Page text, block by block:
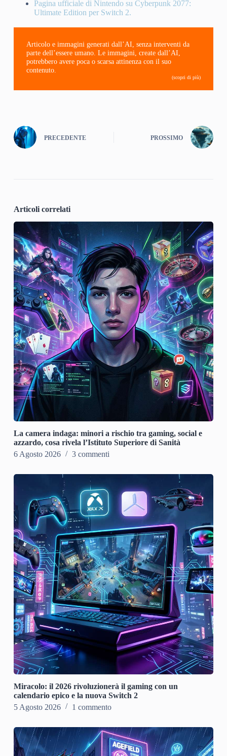
Pagina ufficiale di Nintendo su Cyberpunk 2077:
Ultimate Edition per Switch 2.
Articolo e immagini generati dall’AI, senza interventi da
parte dell’essere umano. Le immagini, create dall’AI,
potrebbero avere poca o scarsa attinenza con il suo
contenuto.
(scopri di più)
PRECEDENTE PROSSIMO
Articoli correlati
La camera indaga: minori a rischio tra gaming, social e
azzardo, cosa rivela l’Istituto Superiore di Sanità
6 Agosto 2026
3 commenti
Miracolo: il 2026 rivoluzionerà il gaming con un
calendario epico e la nuova Switch 2
5 Agosto 2026
1 commento